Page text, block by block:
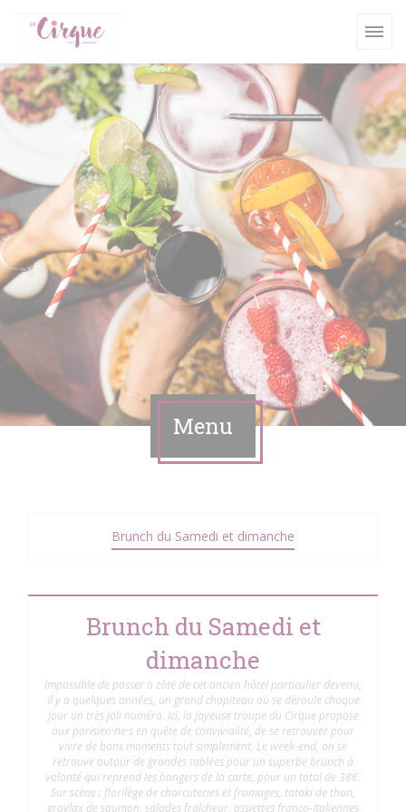
Menu
Brunch du Samedi et dimanche
Brunch du Samedi et
dimanche
Impossible de passer à côté de cet ancien hôtel particulier devenu,
il y a quelques années, un grand chapiteau où se déroule chaque
jour un très joli numéro. Ici, la joyeuse troupe du Cirque propose
aux parisien·ne·s en quête de convivialité, de se retrouver pour
vivre de bons moments tout simplement. Le week-end, on se
retrouve autour de grandes tablées pour un superbe brunch à
volonté qui reprend les bangers de la carte, pour un total de 38€.
Sur scène : florilège de charcuteries et fromages, tataki de thon,
gravlax de saumon, salades fraîcheur, assiettes franco-italiennes